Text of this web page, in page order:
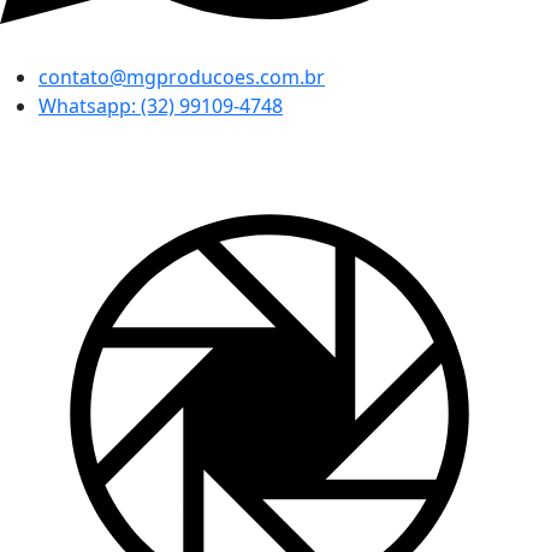
contato@mgproducoes.com.br
Whatsapp: (32) 99109-4748